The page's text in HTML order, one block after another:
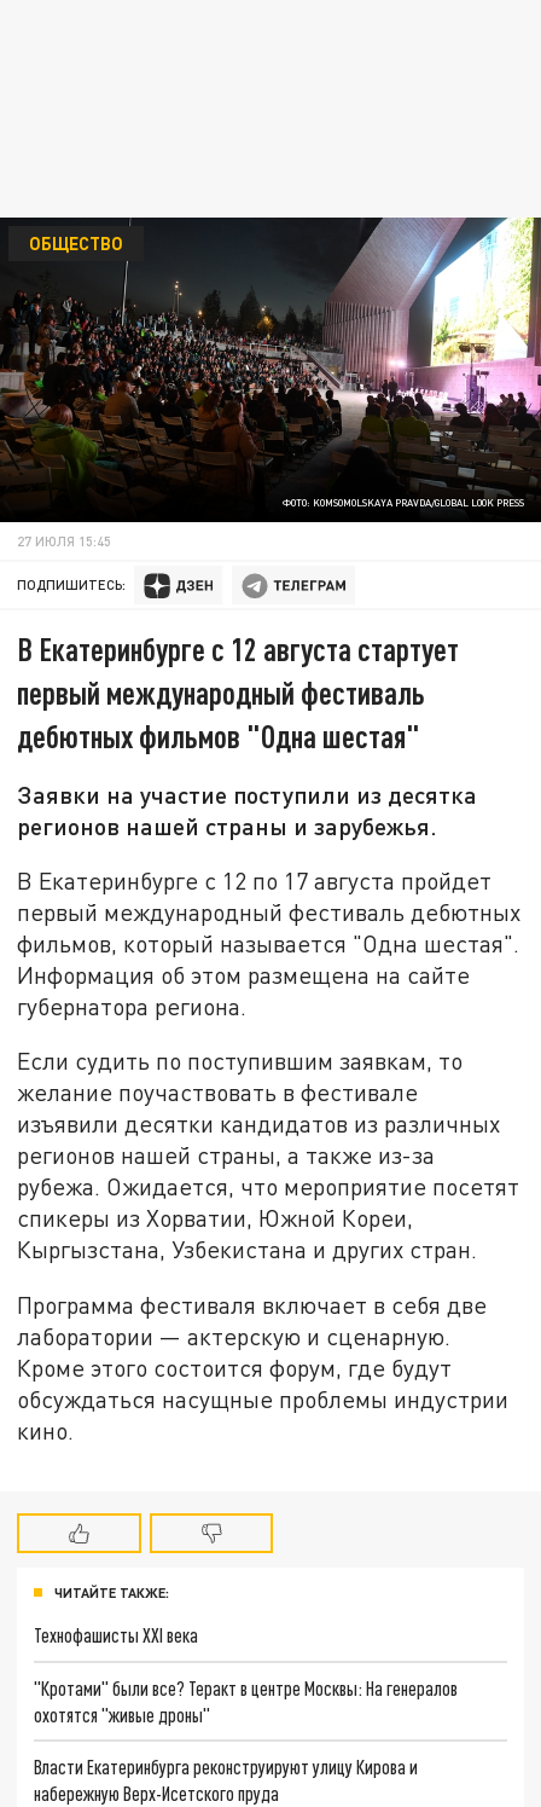
ФОТО: KOMSOMOLSKAYA PRAVDA/GLOBAL LOOK PRESS
ОБЩЕСТВО
27 ИЮЛЯ 15:45
ПОДПИШИТЕСЬ:
В Екатеринбурге с 12 августа стартует
первый международный фестиваль
дебютных фильмов "Одна шестая"
Заявки на участие поступили из десятка
регионов нашей страны и зарубежья.
В Екатеринбурге с 12 по 17 августа пройдет
первый международный фестиваль дебютных
фильмов, который называется "Одна шестая".
Информация об этом размещена на сайте
губернатора региона.
Если судить по поступившим заявкам, то
желание поучаствовать в фестивале
изъявили десятки кандидатов из различных
регионов нашей страны, а также из-за
рубежа. Ожидается, что мероприятие посетят
спикеры из Хорватии, Южной Кореи,
Кыргызстана, Узбекистана и других стран.
Программа фестиваля включает в себя две
лаборатории — актерскую и сценарную.
Кроме этого состоится форум, где будут
обсуждаться насущные проблемы индустрии
кино.
ЧИТАЙТЕ ТАКЖЕ:
Технофашисты XXI века
"Кротами" были все? Теракт в центре Москвы: На генералов
охотятся "живые дроны"
Власти Екатеринбурга реконструируют улицу Кирова и
набережную Верх-Исетского пруда